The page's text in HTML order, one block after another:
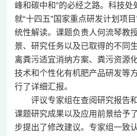
峰和碳中和”的必经之路。科技处
就“十四五”国家重点研发计划项
统性解读。课题负责人何流琴教
景、研究任务以及已取得的不同
禽粪污适宜消纳方案、粪污资源
技术和个性化有机肥产品研发等
行了详细汇报。
评议专家组在查阅研究报告
课题研究成果以及应用前景给予
步提出了修改建议。专家组一致